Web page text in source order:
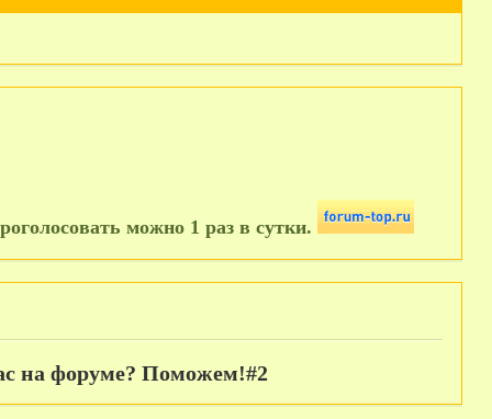
можно 1 раз в сутки.
на форуме? Поможем!#2